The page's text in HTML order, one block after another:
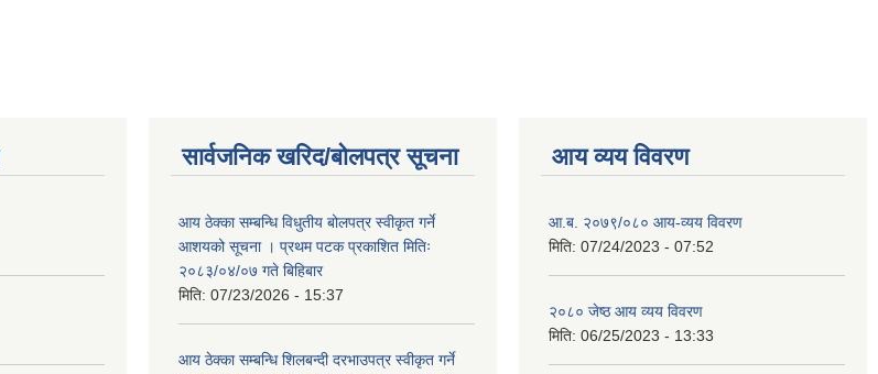
सार्वजनिक खरिद/बोलपत्र सूचना
आय ठेक्का सम्बन्धि विधुतीय बोलपत्र स्वीकृत गर्ने
आशयको सूचना । प्रथम पटक प्रकाशित मितिः
२०८३/०४/०७ गते बिहिबार
मिति: 07/23/2026 - 15:37
आय ठेक्का सम्बन्धि शिलबन्दी दरभाउपत्र स्वीकृत गर्ने
आय व्यय विवरण
आ.ब. २०७९/०८० आय-व्यय विवरण
मिति: 07/24/2023 - 07:52
२०८० जेष्ठ आय व्यय विवरण
मिति: 06/25/2023 - 13:33